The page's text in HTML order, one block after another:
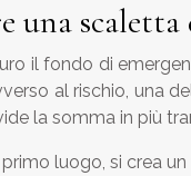
una
il fondo di
al rischio, una
la somma in più
primo luogo, si crea